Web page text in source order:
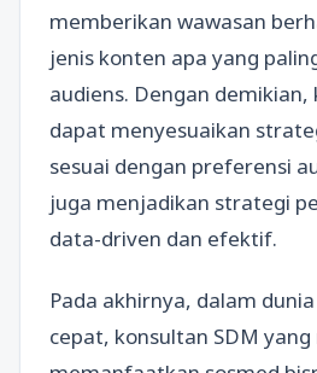
memberikan wawasan
jenis konten apa yang
audiens. Dengan demikian,
dapat menyesuaikan
sesuai dengan preferensi
juga menjadikan strategi
data-driven dan efektif.
Pada akhirnya, dalam
cepat, konsultan SDM